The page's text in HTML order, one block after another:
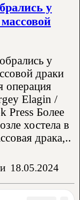
у
у
драки
операция
Elagin /
Press Более
хостела в
драка,..
18.05.2024